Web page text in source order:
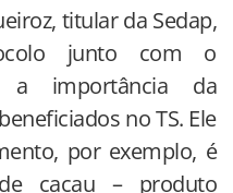
titular da Sedap,
junto com o
a importância da
no TS. Ele
por exemplo, é
cacau – produto